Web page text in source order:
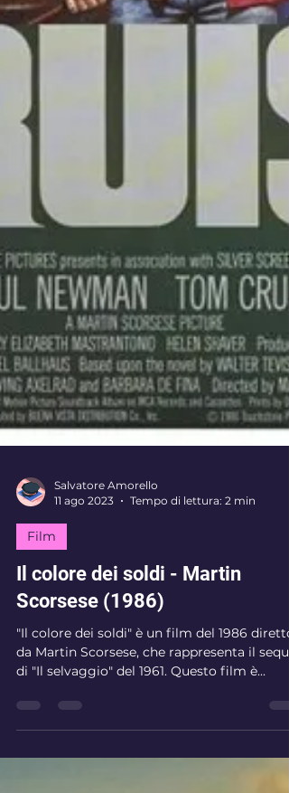
Salvatore Amorello
11 ago 2023
Film
Il colore dei soldi - Martin
Scorsese (1986)
"Il colore dei soldi" è un film del 1986 diretto
di "Il selvaggio" del 1961. Questo film è...